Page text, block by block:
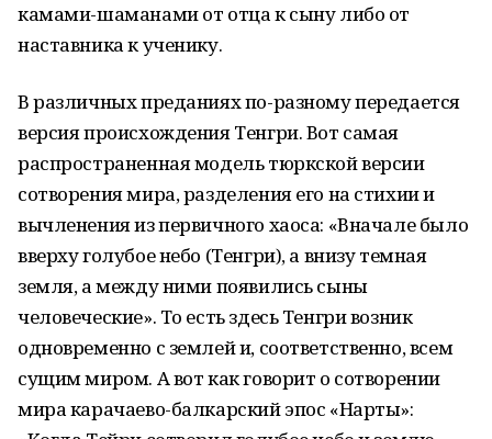
камами-шаманами от отца к сыну либо от
наставника к ученику.
В различных преданиях по-разному передается
версия происхождения Тенгри. Вот самая
распространенная модель тюркской версии
сотворения мира, разделения его на стихии и
вычленения из первичного хаоса: «Вначале было
вверху голубое небо (Тенгри), а внизу темная
земля, а между ними появились сыны
человеческие». То есть здесь Тенгри возник
одновременно с землей и, соответственно, всем
сущим миром. А вот как говорит о сотворении
мира карачаево-балкарский эпос «Нарты»: